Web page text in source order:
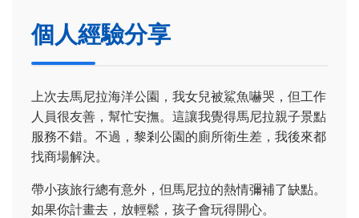
個人經驗分享
上次去馬尼拉海洋公園，我女兒被鯊魚嚇哭，但工作
人員很友善，幫忙安撫。這讓我覺得馬尼拉親子景點
服務不錯。不過，黎剎公園的廁所衛生差，我後來都
找商場解決。
帶小孩旅行總有意外，但馬尼拉的熱情彌補了缺點。
如果你計畫去，放輕鬆，孩子會玩得開心。